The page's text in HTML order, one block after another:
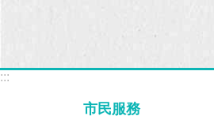
:::
市民服務